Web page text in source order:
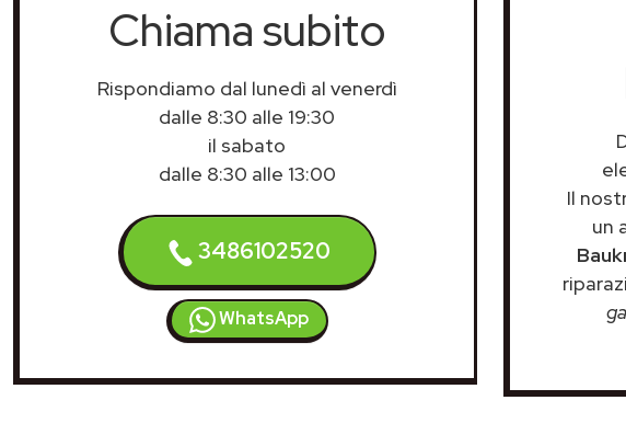
Chiama subito
Rispondiamo dal lunedì al venerdì
dalle 8:30 alle 19:30
il sabato
dalle 8:30 alle 13:00
3486102520
WhatsApp
Il
un